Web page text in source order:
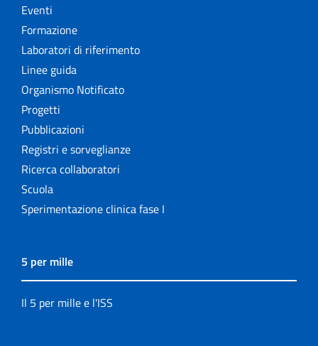
Eventi
Formazione
Laboratori di riferimento
Linee guida
Organismo Notificato
Progetti
Pubblicazioni
Registri e sorveglianze
Ricerca collaboratori
Scuola
Sperimentazione clinica fase I
5 per mille
Il 5 per mille e l'ISS